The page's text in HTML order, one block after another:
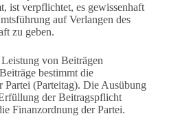
ist verpflichtet, es gewissenhaft
auf Verlangen des
zu geben.
von Beiträgen
bestimmt die
(Parteitag). Die Ausübung
der Beitragspflicht
Finanzordnung der Partei.